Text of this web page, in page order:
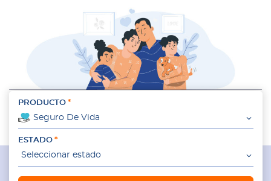
PRODUCTO
Seguro De Vida
ESTADO
Seleccionar estado